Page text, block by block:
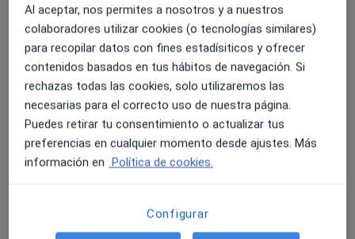
Novedades
Isabel Cortés
Calle San Juan Sebastián el Cano, 81, Arrecife
35500
Actualmente la página web esta en construcción,
espero tenerla disponible próximamente.
01/07/2021
Al aceptar, nos permites a nosotros y a nuestros
colaboradores utilizar cookies (o tecnologías similares)
para recopilar datos con fines estadísiticos y ofrecer
contenidos basados en tus hábitos de navegación. Si
rechazas todas las cookies, solo utilizaremos las
necesarias para el correcto uso de nuestra página.
Puedes retirar tu consentimiento o actualizar tus
preferencias en cualquier momento desde ajustes. Más
información en Política de cookies.
Configurar